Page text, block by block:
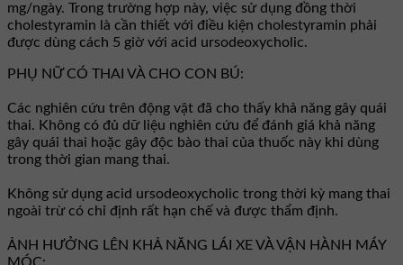
mg/ngày. Trong trường hợp này, việc sử dụng đồng thời
cholestyramin là cần thiết với điều kiện cholestyramin phải
được dùng cách 5 giờ với acid ursodeoxycholic.
PHỤ NỮ CÓ THAI VÀ CHO CON BÚ:
Các nghiên cứu trên động vật đã cho thấy khả năng gây quái
thai. Không có đủ dữ liệu nghiên cứu để đánh giá khả năng
gây quái thai hoặc gây độc bào thai của thuốc này khi dùng
trong thời gian mang thai.
Không sử dụng acid ursodeoxycholic trong thời kỳ mang thai
ngoài trừ có chỉ định rất hạn chế và được thẩm định.
ẢNH HƯỞNG LÊN KHẢ NĂNG LÁI XE VÀ VẬN HÀNH MÁY